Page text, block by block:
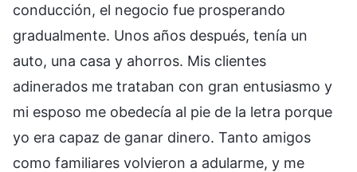
conducción, el negocio fue prosperando
gradualmente. Unos años después, tenía un
auto, una casa y ahorros. Mis clientes
adinerados me trataban con gran entusiasmo y
mi esposo me obedecía al pie de la letra porque
yo era capaz de ganar dinero. Tanto amigos
como familiares volvieron a adularme, y me